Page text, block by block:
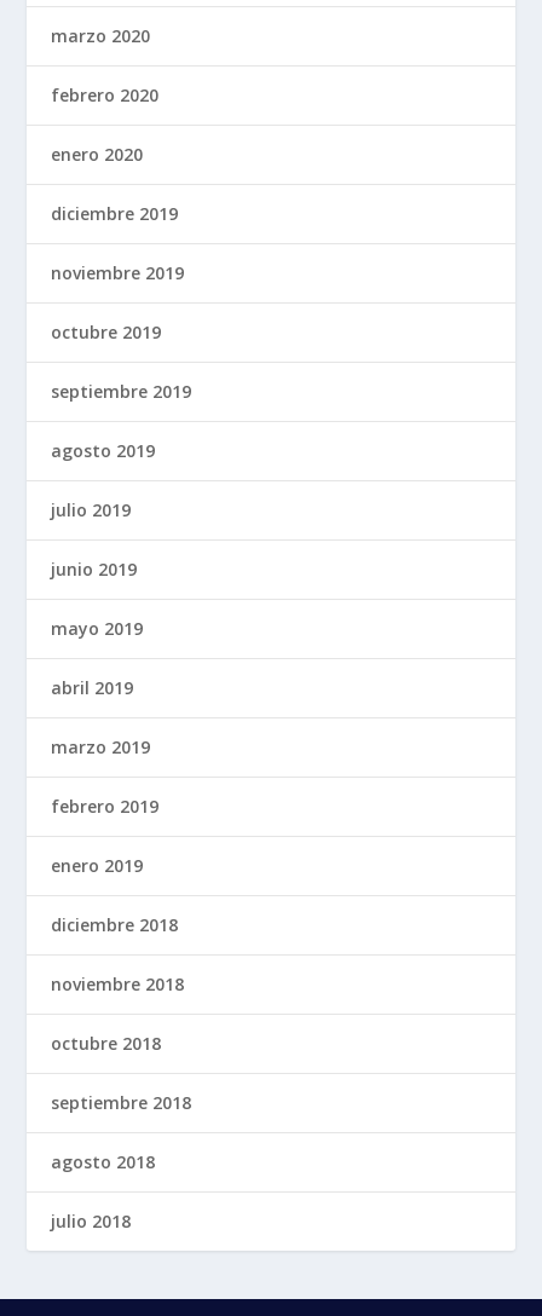
marzo 2020
febrero 2020
enero 2020
diciembre 2019
noviembre 2019
octubre 2019
septiembre 2019
agosto 2019
julio 2019
junio 2019
mayo 2019
abril 2019
marzo 2019
febrero 2019
enero 2019
diciembre 2018
noviembre 2018
octubre 2018
septiembre 2018
agosto 2018
julio 2018